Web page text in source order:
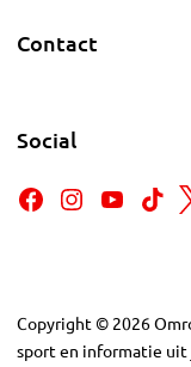
Contact
Social
Copyright © 2026
sport en informatie uit